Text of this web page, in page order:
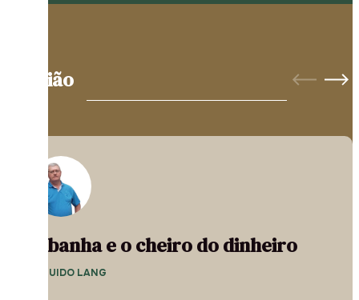
Opinião
A banha e o cheiro do dinheiro
— GUIDO LANG